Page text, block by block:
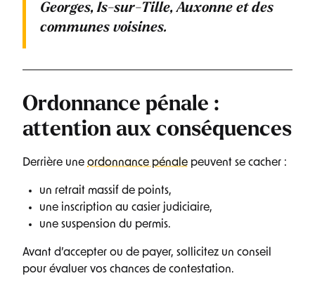
Georges, Is-sur-Tille, Auxonne et des
communes voisines.
Ordonnance pénale :
attention aux conséquences
Derrière une ordonnance pénale peuvent se cacher :
un retrait massif de points,
une inscription au casier judiciaire,
une suspension du permis.
Avant d’accepter ou de payer, sollicitez un conseil
pour évaluer vos chances de contestation.